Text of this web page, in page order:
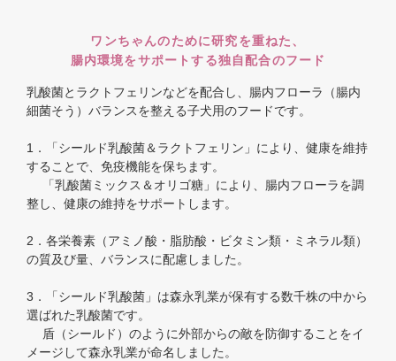
ワンちゃんのために研究を重ねた、
腸内環境をサポートする独自配合のフード
乳酸菌とラクトフェリンなどを配合し、腸内フローラ（腸内
細菌そう）バランスを整える子犬用のフードです。
1．「シールド乳酸菌＆ラクトフェリン」により、健康を維持
することで、免疫機能を保ちます。
「乳酸菌ミックス＆オリゴ糖」により、腸内フローラを調
整し、健康の維持をサポートします。
2．各栄養素（アミノ酸・脂肪酸・ビタミン類・ミネラル類）
の質及び量、バランスに配慮しました。
3．「シールド乳酸菌」は森永乳業が保有する数千株の中から
選ばれた乳酸菌です。
盾（シールド）のように外部からの敵を防御することをイ
メージして森永乳業が命名しました。